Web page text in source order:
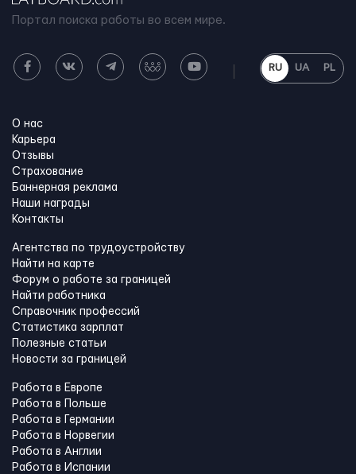
Портал поиска работы во всем мире.
RU UA PL
О нас
Карьера
Отзывы
Страхование
Баннерная реклама
Наши награды
Контакты
Агентства по трудоустройству
Найти на карте
Форум о работе за границей
Найти работника
Справочник профессий
Статистика зарплат
Полезные статьи
Новости за границей
Работа в Европе
Работа в Польше
Работа в Германии
Работа в Норвегии
Работа в Англии
Работа в Испании